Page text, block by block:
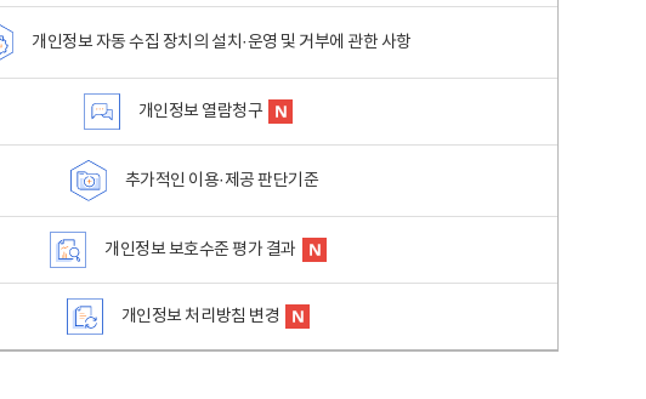
개인정보 자동 수집 장치의 설치·운영 및 거부에 관한 사항
개인정보 열람청구
추가적인 이용·제공 판단기준
개인정보 보호수준 평가 결과
개인정보 처리방침 변경